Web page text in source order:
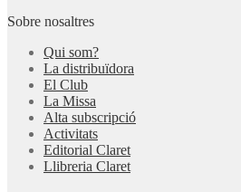
Sobre nosaltres
Qui som?
La distribuïdora
El Club
La Missa
Alta subscripció
Activitats
Editorial Claret
Llibreria Claret